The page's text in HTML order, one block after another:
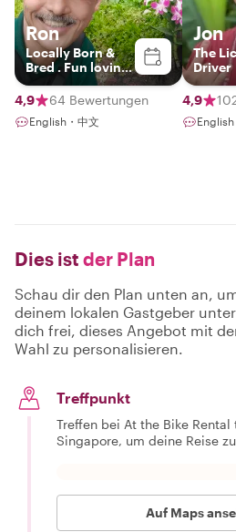
Ron
Locally Born &
Bred . Fun loving
host!
4,9
64 Bewertungen
English・中文
Jon
The
Driver
4,9
English
Dies ist der Plan
Schau dir den Plan unten an,
deinem lokalen Gastgeber
dich frei, dieses Angebot mit
Wahl zu personalisieren.
Treffpunkt
Treffen bei At the Bike
Singapore, um deine Reise
Auf Maps